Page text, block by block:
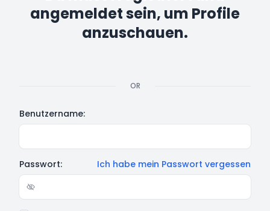
angemeldet sein, um Profile
anzuschauen.
OR
Benutzername:
Passwort: Ich habe mein Passwort vergessen
Show/hide password